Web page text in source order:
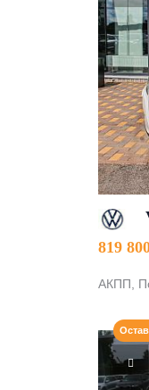
819
АКПП,